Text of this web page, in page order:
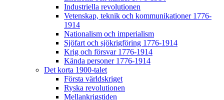
Industriella revolutionen
Vetenskap, teknik och kommunikationer 1776-
1914
Nationalism och imperialism
Sjöfart och sjökrigföring 1776-1914
Krig och försvar 1776-1914
Kända personer 1776-1914
Det korta 1900-talet
Första världskriget
Ryska revolutionen
Mellankrigstiden